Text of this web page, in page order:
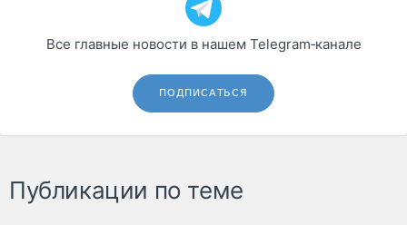
Все главные новости в нашем Telegram‑канале
ПОДПИСАТЬСЯ
Публикации по теме